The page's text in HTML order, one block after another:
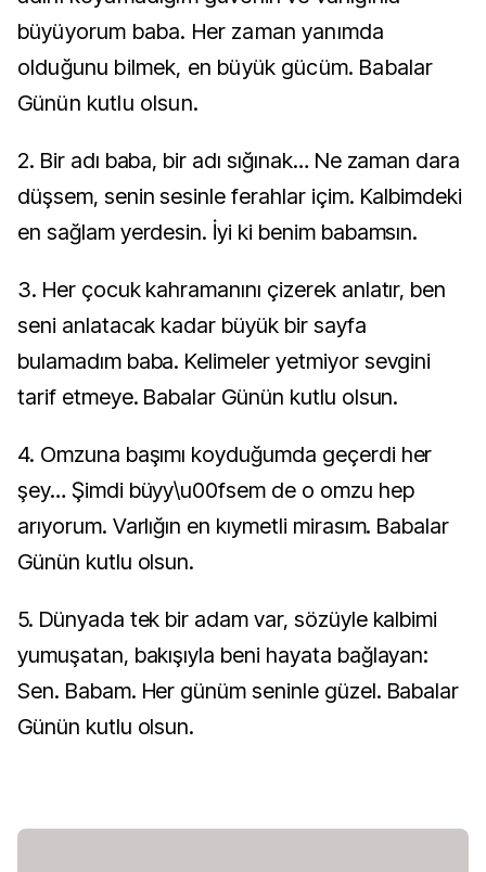
büyüyorum baba. Her zaman yanımda
olduğunu bilmek, en büyük gücüm. Babalar
Günün kutlu olsun.
2. Bir adı baba, bir adı sığınak… Ne zaman dara
düşsem, senin sesinle ferahlar içim. Kalbimdeki
en sağlam yerdesin. İyi ki benim babamsın.
3. Her çocuk kahramanını çizerek anlatır, ben
seni anlatacak kadar büyük bir sayfa
bulamadım baba. Kelimeler yetmiyor sevgini
tarif etmeye. Babalar Günün kutlu olsun.
4. Omzuna başımı koyduğumda geçerdi her
şey… Şimdi büyy\u00fsem de o omzu hep
arıyorum. Varlığın en kıymetli mirasım. Babalar
Günün kutlu olsun.
5. Dünyada tek bir adam var, sözüyle kalbimi
yumuşatan, bakışıyla beni hayata bağlayan:
Sen. Babam. Her günüm seninle güzel. Babalar
Günün kutlu olsun.